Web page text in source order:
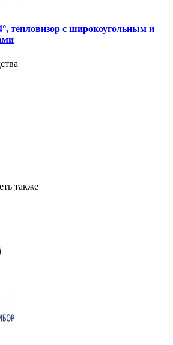
тепловизор с широкоугольным и
также